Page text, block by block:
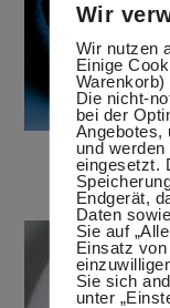
Wir
Wir nutzen
Einige
Die nicht-
bei der
Angebotes,
und
eingesetzt.
Endgerät,
Daten
Sie auf
Einsatz
Sie sich
unter